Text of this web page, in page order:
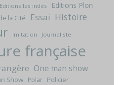
Editions les indés Editions Plon
la Cité Essai Histoire
Imitation Journaliste
française
One man show
Show Polar Policier